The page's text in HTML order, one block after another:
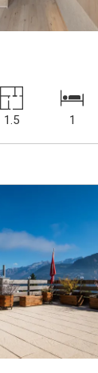
1.5 1